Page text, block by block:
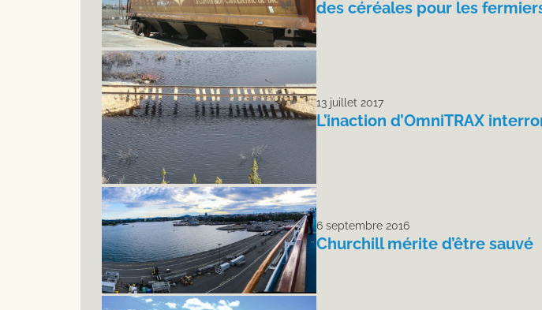
des céréales pour les
13 juillet 2017
L’inaction d’OmniTRAX
6 septembre 2016
Churchill mérite d’être sauvé